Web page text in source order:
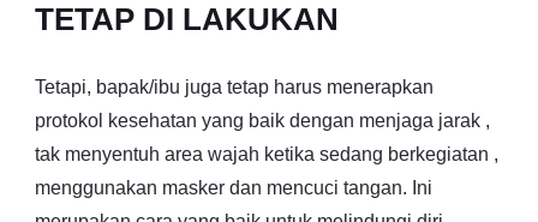
TETAP DI LAKUKAN
Tetapi, bapak/ibu juga tetap harus menerapkan
protokol kesehatan yang baik dengan menjaga jarak ,
tak menyentuh area wajah ketika sedang berkegiatan ,
menggunakan masker dan mencuci tangan. Ini